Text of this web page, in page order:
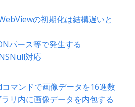
の初期化は結構遅いと
パース等で発生する
対応
マンドで画像データを16進数
リ内に画像データを内包する